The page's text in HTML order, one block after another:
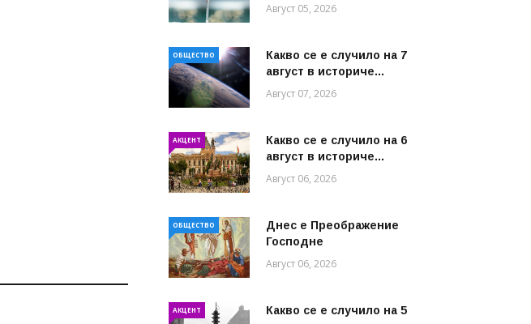
Август 05, 2026
ОБЩЕСТВО
Какво се е случило на 7
август в историче...
Август 07, 2026
АКЦЕНТ
Какво се е случило на 6
август в историче...
Август 06, 2026
ОБЩЕСТВО
Днес е Преображение
Господне
Август 06, 2026
АКЦЕНТ
Какво се е случило на 5